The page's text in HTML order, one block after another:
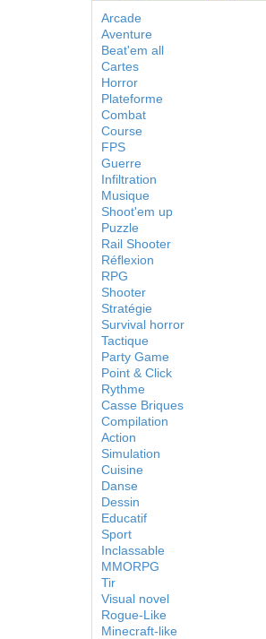
Arcade
Aventure
Beat'em all
Cartes
Horror
Plateforme
Combat
Course
FPS
Guerre
Infiltration
Musique
Shoot'em up
Puzzle
Rail Shooter
Réflexion
RPG
Shooter
Stratégie
Survival horror
Tactique
Party Game
Point & Click
Rythme
Casse Briques
Compilation
Action
Simulation
Cuisine
Danse
Dessin
Educatif
Sport
Inclassable
MMORPG
Tir
Visual novel
Rogue-Like
Minecraft-like